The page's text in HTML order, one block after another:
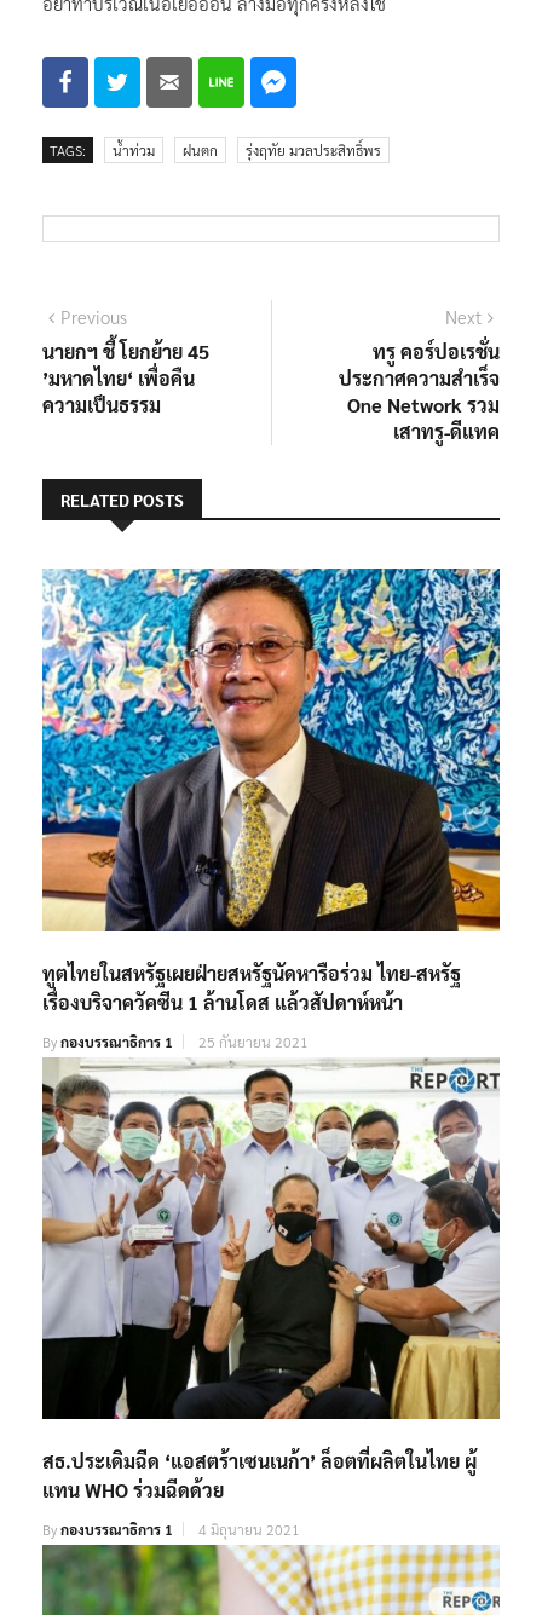
ควรทดสอบการแพ้ โดยทา หรือพ่นบริเวณข้อพับ หรือท้องแขน
อย่าทาบริเวณเนื้อเยื่ออ่อน ล้างมือทุกครั้งหลังใช้
แนะแนว
เรื่อง
PreviousPrevious
post:
นายกฯ ชี้ โยกย้าย 45
Next
Next
ทรู คอร์ปอเรชั่น
ประกาศความสำเร็จ
One Network รวม
เรื่องบริจาควัคซีน 1 ล้านโดส แล้วสัปดาห์หน้า
Byกองบรรณาธิการ 1 25 กันยายน 2021
แทน WHO ร่วมฉีดด้วย
กองบรรณาธิการ 1 4 มิถุนายน 2021